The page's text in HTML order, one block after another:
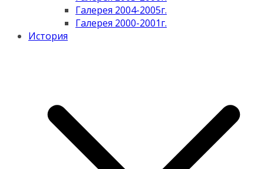
Галерея 2004-2005г.
Галерея 2000-2001г.
История